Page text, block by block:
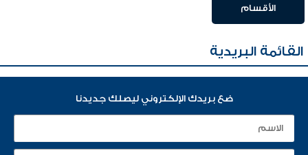
الأقسام
القائمة البريدية
ضع بريدك الإلكتروني ليصلك جديدنا